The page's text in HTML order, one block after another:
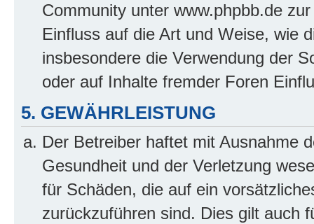
Community unter www.phpbb.de
Einfluss auf die Art und Weise, wie
insbesondere die Verwendung der
oder auf Inhalte fremder Foren
5. GEWÄHRLEISTUNG
Der Betreiber haftet mit Ausnahme
Gesundheit und der Verletzung
für Schäden, die auf ein
zurückzuführen sind. Dies gilt auch